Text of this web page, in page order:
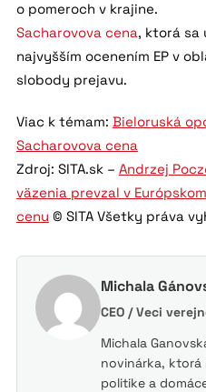
o pomeroch v krajine.
Sacharovova cena, ktorá sa
najvyšším ocenením EP v
slobody prejavu.
Viac k témam: Bieloruská
Sacharovova cena
Zdroj: SITA.sk – Andrzej
väzenia prevzal v
cenu © SITA Všetky práva
Michala
CEO / Veci
Michala
novinárka, ktorá
politike a